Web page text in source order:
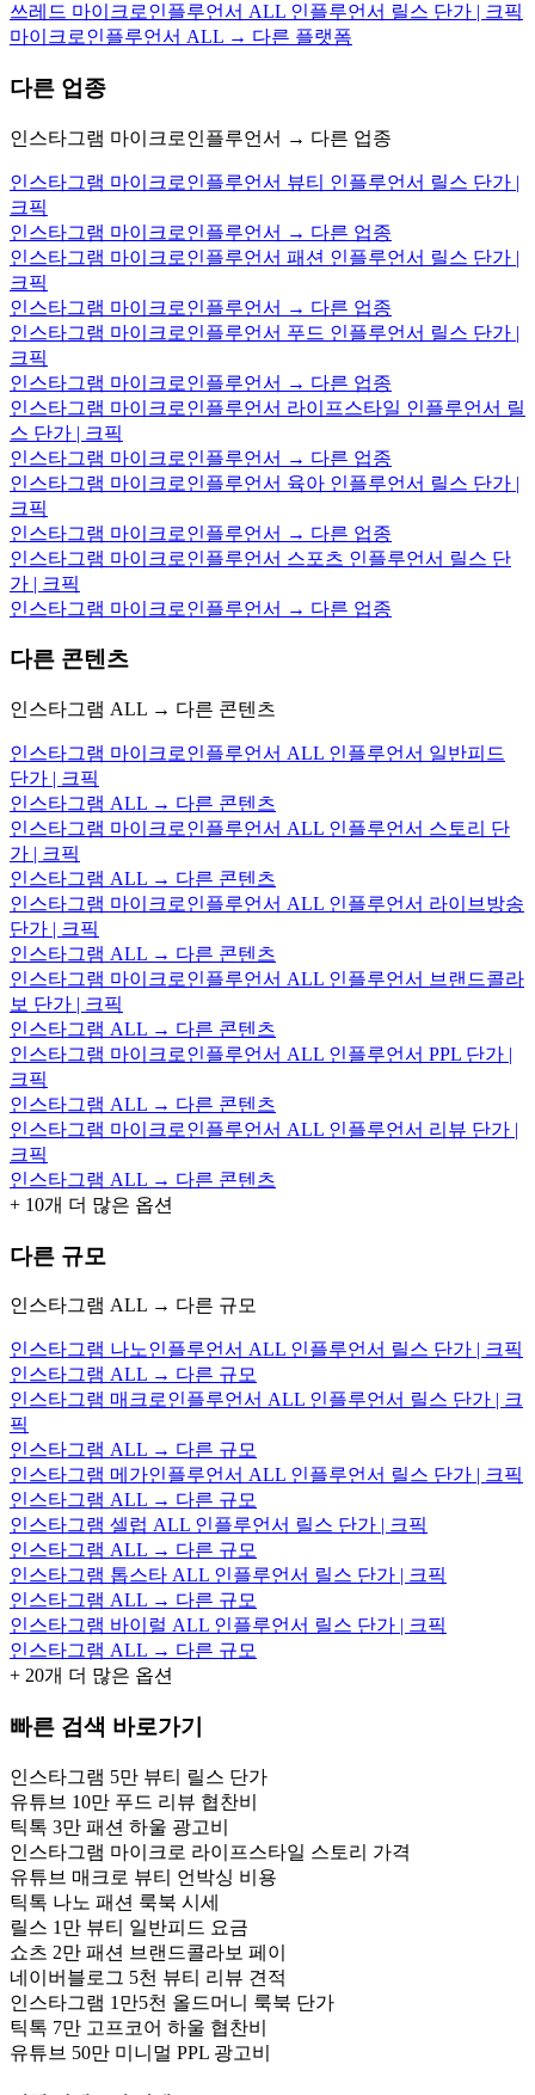
쓰레드 마이크로인플루언서 ALL 인플루언서 릴스 단가 | 크픽
마이크로인플루언서 ALL → 다른 플랫폼
다른 업종
인스타그램 마이크로인플루언서 → 다른 업종
인스타그램 마이크로인플루언서 뷰티 인플루언서 릴스 단가 |
크픽
인스타그램 마이크로인플루언서 → 다른 업종
인스타그램 마이크로인플루언서 패션 인플루언서 릴스 단가 |
크픽
인스타그램 마이크로인플루언서 → 다른 업종
인스타그램 마이크로인플루언서 푸드 인플루언서 릴스 단가 |
크픽
인스타그램 마이크로인플루언서 → 다른 업종
인스타그램 마이크로인플루언서 라이프스타일 인플루언서 릴
스 단가 | 크픽
인스타그램 마이크로인플루언서 → 다른 업종
인스타그램 마이크로인플루언서 육아 인플루언서 릴스 단가 |
크픽
인스타그램 마이크로인플루언서 → 다른 업종
인스타그램 마이크로인플루언서 스포츠 인플루언서 릴스 단
가 | 크픽
인스타그램 마이크로인플루언서 → 다른 업종
다른 콘텐츠
인스타그램 ALL → 다른 콘텐츠
인스타그램 마이크로인플루언서 ALL 인플루언서 일반피드
단가 | 크픽
인스타그램 ALL → 다른 콘텐츠
인스타그램 마이크로인플루언서 ALL 인플루언서 스토리 단
가 | 크픽
인스타그램 ALL → 다른 콘텐츠
인스타그램 마이크로인플루언서 ALL 인플루언서 라이브방송
단가 | 크픽
인스타그램 ALL → 다른 콘텐츠
인스타그램 마이크로인플루언서 ALL 인플루언서 브랜드콜라
보 단가 | 크픽
인스타그램 ALL → 다른 콘텐츠
인스타그램 마이크로인플루언서 ALL 인플루언서 PPL 단가 |
크픽
인스타그램 ALL → 다른 콘텐츠
인스타그램 마이크로인플루언서 ALL 인플루언서 리뷰 단가 |
크픽
인스타그램 ALL → 다른 콘텐츠
+ 10개 더 많은 옵션
다른 규모
인스타그램 ALL → 다른 규모
인스타그램 나노인플루언서 ALL 인플루언서 릴스 단가 | 크픽
인스타그램 ALL → 다른 규모
인스타그램 매크로인플루언서 ALL 인플루언서 릴스 단가 | 크
픽
인스타그램 ALL → 다른 규모
인스타그램 메가인플루언서 ALL 인플루언서 릴스 단가 | 크픽
인스타그램 ALL → 다른 규모
인스타그램 셀럽 ALL 인플루언서 릴스 단가 | 크픽
인스타그램 ALL → 다른 규모
인스타그램 톱스타 ALL 인플루언서 릴스 단가 | 크픽
인스타그램 ALL → 다른 규모
인스타그램 바이럴 ALL 인플루언서 릴스 단가 | 크픽
인스타그램 ALL → 다른 규모
+ 20개 더 많은 옵션
빠른 검색 바로가기
인스타그램 5만 뷰티 릴스 단가
유튜브 10만 푸드 리뷰 협찬비
틱톡 3만 패션 하울 광고비
인스타그램 마이크로 라이프스타일 스토리 가격
유튜브 매크로 뷰티 언박싱 비용
틱톡 나노 패션 룩북 시세
릴스 1만 뷰티 일반피드 요금
쇼츠 2만 패션 브랜드콜라보 페이
네이버블로그 5천 뷰티 리뷰 견적
인스타그램 1만5천 올드머니 룩북 단가
틱톡 7만 고프코어 하울 협찬비
유튜브 50만 미니멀 PPL 광고비